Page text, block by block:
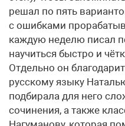
решал по пять
с ошибками
каждую неделю писал
научиться быстро и
Отдельно он
русскому языку
подбирала для него
сочинения, а также